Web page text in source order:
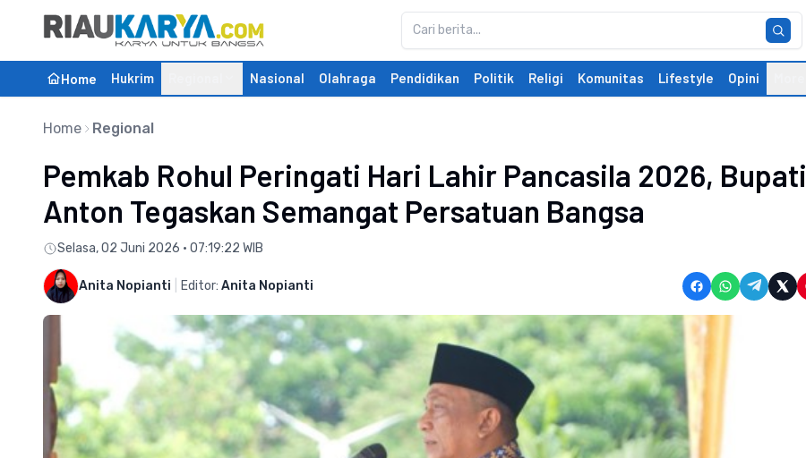
Home Hukrim Nasional Olahraga Pendidikan Politik Religi Komunitas Lifestyle Opini
Home Regional
Pemkab Rohul Peringati Hari Lahir Pancasila 2026, Bupati
Anton Tegaskan Semangat Persatuan Bangsa
Selasa, 02 Juni 2026 • 07:19:22 WIB
Anita Nopianti Editor: Anita Nopianti